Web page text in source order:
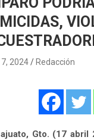
2024 Redacción
Gto. (17 abril